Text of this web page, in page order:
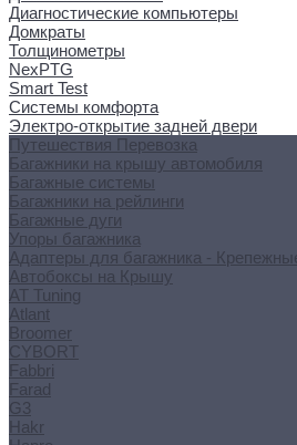
Диагностические компьютеры
Домкраты
Толщинометры
NexPTG
Smart Test
Системы комфорта
Электро-открытие задней двери
Путешествия Перевозка
Багажники на крышу автомобиля
Багажные системы
Багажники на рейлинги
Багажные дуги
Упоры багажника
Адаптеры для багажника -
Автобоксы на Крышу
AT Tuning
Atlant
Broomer
CYBORT
Fabbri
Farad
G3
Hakr